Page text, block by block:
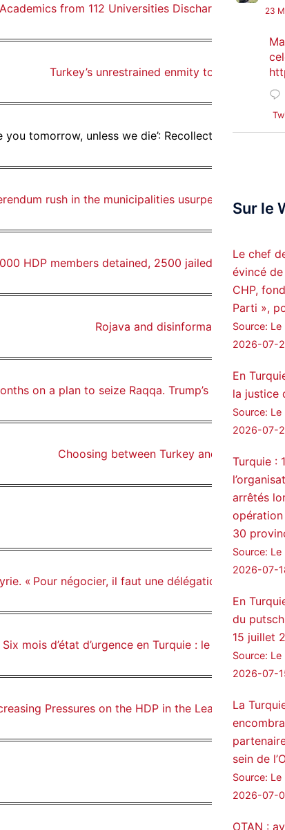
from 112 Universities Discharged by 5
Turkey’s unrestrained enmity towards Kurds
you tomorrow, unless we die’: Recollections from
rush in the municipalities usurped by the AKP
HDP members detained, 2500 jailed in one and a
Rojava and disinformation
on a plan to seize Raqqa. Trump’s team took
Choosing between Turkey and the Kurds
« Pour négocier, il faut une délégation unie de
Six mois d’état d’urgence en Turquie : le journalisme à
Pressures on the HDP in the Lead-up to the
23
25
24
on
🔗
Sur le
Le chef
évincé
CHP,
Parti »,
Source:
2026-07-
En
la justice
Source:
2026-07-
Turquie :
arrêtés
30
Source:
2026-07-
En
du
15 juillet
Source:
2026-07-
La
sein de
Source:
2026-07-
OTAN :